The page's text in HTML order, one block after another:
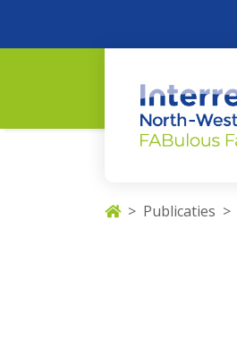
Publicaties